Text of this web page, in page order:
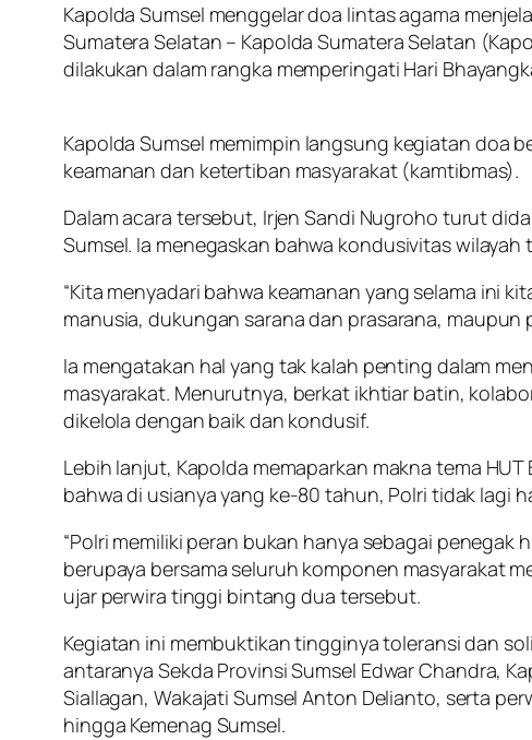
Kapolda Sumsel menggelar doa lintas agama
Sumatera Selatan – Kapolda Sumatera Selatan
dilakukan dalam rangka memperingati Hari
Kapolda Sumsel memimpin langsung kegiatan doa
keamanan dan ketertiban masyarakat (kamtibmas).
Dalam acara tersebut, Irjen Sandi Nugroho turut
Sumsel. Ia menegaskan bahwa kondusivitas
“Kita menyadari bahwa keamanan yang selama ini
manusia, dukungan sarana dan prasarana,
Ia mengatakan hal yang tak kalah penting dalam
masyarakat. Menurutnya, berkat ikhtiar batin,
dikelola dengan baik dan kondusif.
Lebih lanjut, Kapolda memaparkan makna tema
bahwa di usianya yang ke-80 tahun, Polri tidak lagi
“Polri memiliki peran bukan hanya sebagai
berupaya bersama seluruh komponen masyarakat
ujar perwira tinggi bintang dua tersebut.
Kegiatan ini membuktikan tingginya toleransi dan
antaranya Sekda Provinsi Sumsel Edwar Chandra,
Siallagan, Wakajati Sumsel Anton Delianto, serta
hingga Kemenag Sumsel.